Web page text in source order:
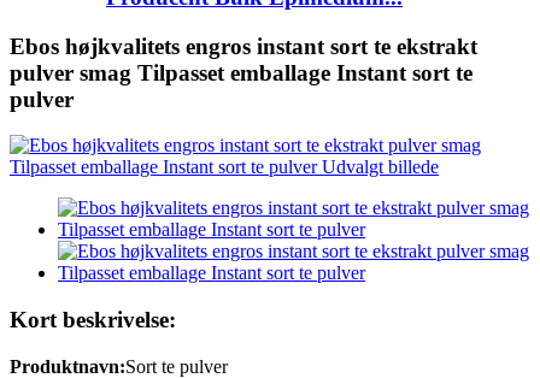
Ebos højkvalitets engros instant sort te ekstrakt
pulver smag Tilpasset emballage Instant sort te
pulver
Kort beskrivelse:
Produktnavn:Sort te pulver